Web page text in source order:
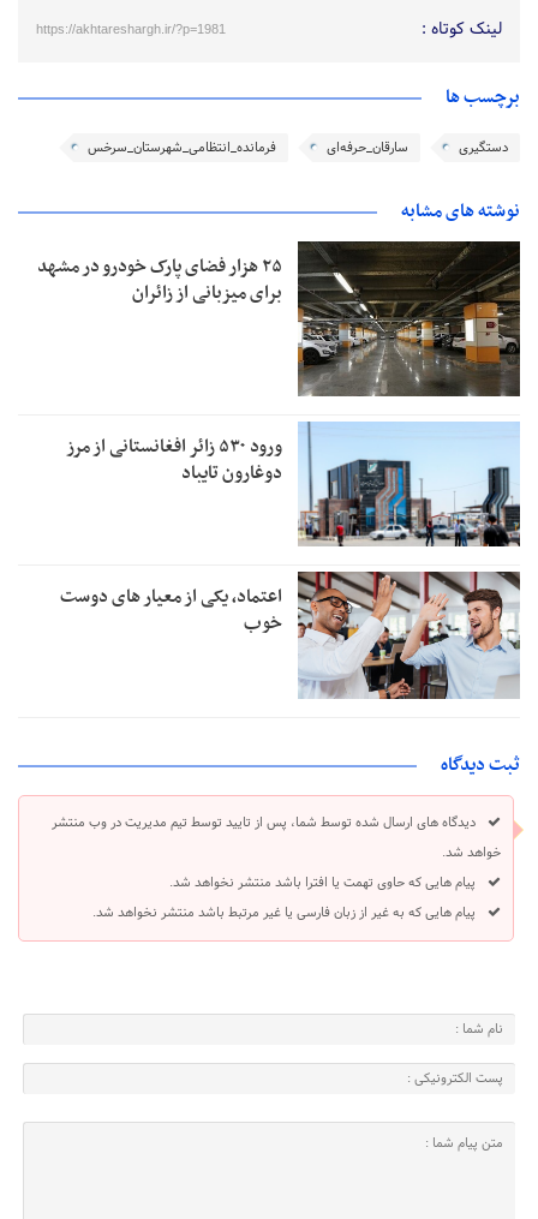
لینک کوتاه : https://akhtareshargh.ir/?p=1981
برچسب ها
دستگیری سارقان_حرفه‌ای فرمانده_انتظامی_شهرستان_سرخس
نوشته های مشابه
۲۵ هزار فضای پارک خودرو در مشهد
برای میزبانی از زائران
ورود ۵۳۰ زائر افغانستانی از مرز
دوغارون تایباد
اعتماد، یکی از معیار های دوست
خوب
ثبت دیدگاه
دیدگاه های ارسال شده توسط شما، پس از تایید توسط تیم مدیریت در وب منتشر
خواهد شد.
پیام هایی که حاوی تهمت یا افترا باشد منتشر نخواهد شد.
پیام هایی که به غیر از زبان فارسی یا غیر مرتبط باشد منتشر نخواهد شد.